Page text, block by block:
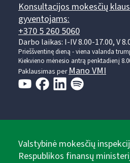
Konsultacijos mokesčių
gyventojams:
+370 5 260 5060
Darbo laikas: I-IV 8.00-17.00, V
Prieššventinę dieną - viena valanda
Kiekvieno mėnesio antrą penktadienį
Paklausimas perMano VMI
Valstybinė mokesčių
Respublikos finansų